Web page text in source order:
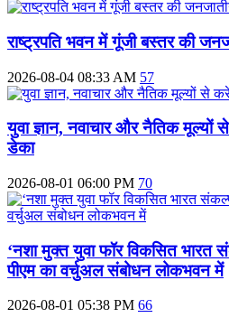
राष्ट्रपति भवन में गूंजी बस्तर की
2026-08-04 08:33 AM 57
युवा ज्ञान, नवाचार और नैतिक मूल्यों से
डेका
2026-08-01 06:00 PM 70
‘नशा मुक्त युवा फॉर विकसित भारत
पीएम का वर्चुअल संबोधन लोकभवन में
2026-08-01 05:38 PM 66